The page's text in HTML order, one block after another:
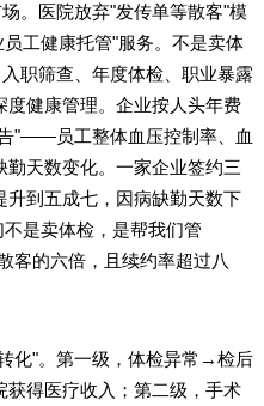
医院放弃"发传单等散客"模
工健康托管"服务。不是卖体
职筛查、年度体检、职业暴露
度健康管理。企业按人头年费
"——员工整体血压控制率、血
天数变化。一家企业签约三
到五成七，因病缺勤天数下
是卖体检，是帮我们管
客的六倍，且续约率超过八
"。第一级，体检异常→检后
得医疗收入；第二级，手术